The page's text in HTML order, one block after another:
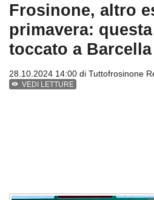
Frosinone, altro
primavera:
toccato a Barcella
28.10.2024 14:00 di Tuttofrosinone
VEDI LETTURE